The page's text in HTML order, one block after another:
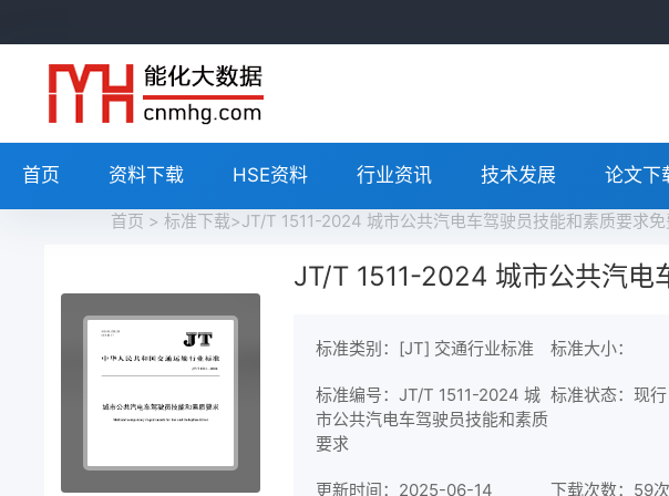
首页 资料下载 HSE资料 行业资讯 技术发展 论文下
首页 > 标准下载>JT/T 1511-2024 城市公共汽电车驾驶员技能和素质要求免
JT/T 1511-2024 城市公共汽电
标准类别：[JT] 交通行业标准 标准大小：
标准编号：JT/T 1511-2024 城
市公共汽电车驾驶员技能和素质
要求
标准状态：现行
更新时间：2025-06-14 下载次数： 59次